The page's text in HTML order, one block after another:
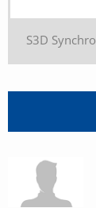
S3D Synchro